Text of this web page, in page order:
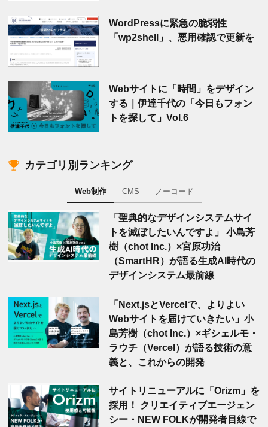
WordPressに緊急の脆弱性
「wp2shell」、悪用確認で更新を
Webサイトに「時間」をデザイン
する｜伊達千代の「今日もフォン
トを探して」Vol.6
カテゴリ別ランキング
Web制作 CMS ノーコード
「聖典的なデザインシステムサイ
トを滅ぼしたいんですよ」 小島芳
樹（chot Inc.）×宮原功治
（SmartHR）が語る生成AI時代の
デザインシステム最前線
「Next.jsとVercelで、よりよい
Webサイトを届けていきたい」小
島芳樹（chot Inc.）×ギシェルモ・
ラウチ（Vercel）が語る技術の意
義と、これからの開発
サイトリニューアルに「Orizm」を
採用！ クリエイティブエージェン
シー・NEW FOLKが開発者目線で